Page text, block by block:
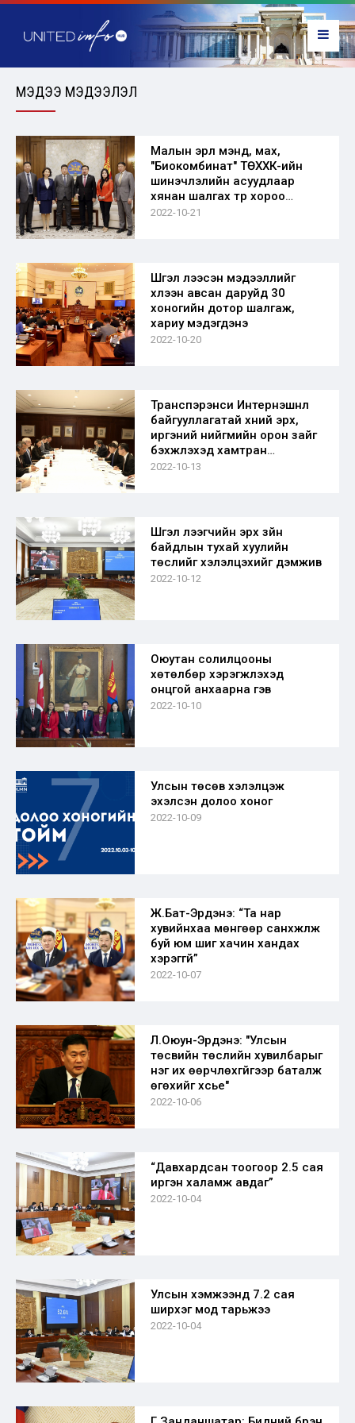
МЭДЭЭ МЭДЭЭЛЭЛ
Малын эрүүл мэнд, мах,
"Биокомбинат" ТӨХХК-ийн
шинэчлэлийн асуудлаар
хянан шалгах түр хороо
байгуулна
2022-10-21
Шүгэл үлээсэн мэдээллийг
хүлээн авсан даруйд 30
хоногийн дотор шалгаж,
хариу мэдэгдэнэ
2022-10-20
Транспэрэнси Интернэшнл
байгууллагатай хүний эрх,
иргэний нийгмийн орон зайг
бэхжүүлэхэд хамтран
ажиллана
2022-10-13
Шүгэл үлээгчийн эрх зүйн
байдлын тухай хуулийн
төслийг хэлэлцэхийг дэмжив
2022-10-12
Оюутан солилцооны
хөтөлбөр хэрэгжүүлэхэд
онцгой анхаарна гэв
2022-10-10
Улсын төсөв хэлэлцэж
эхэлсэн долоо хоног
2022-10-09
Ж.Бат-Эрдэнэ: “Та нар
хувийнхаа мөнгөөр санхүүжүүлж
буй юм шиг хачин хандах
хэрэггүй”
2022-10-07
Л.Оюун-Эрдэнэ: "Улсын
төсвийн төслийн хувилбарыг
нэг их өөрчлөхгүйгээр баталж
өгөхийг хүсье"
2022-10-06
“Давхардсан тоогоор 2.5 сая
иргэн халамж авдаг”
2022-10-04
Улсын хэмжээнд 7.2 сая
ширхэг мод тарьжээ
2022-10-04